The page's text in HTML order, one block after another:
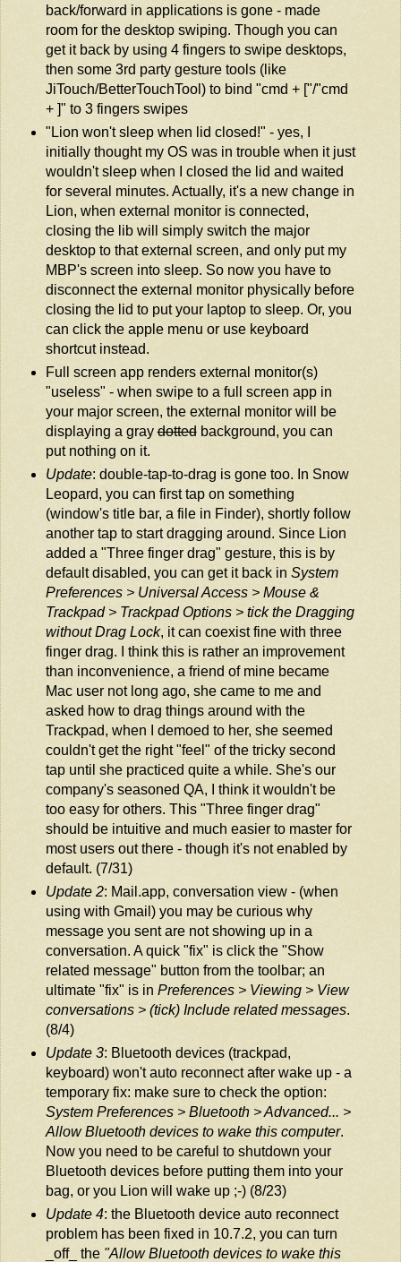
back/forward in applications is gone - made
room for the desktop swiping. Though you can
get it back by using 4 fingers to swipe desktops,
then some 3rd party gesture tools (like
JiTouch/BetterTouchTool) to bind "cmd + ["/"cmd
+ ]" to 3 fingers swipes
"Lion won't sleep when lid closed!" - yes, I
initially thought my OS was in trouble when it just
wouldn't sleep when I closed the lid and waited
for several minutes. Actually, it's a new change in
Lion, when external monitor is connected,
closing the lib will simply switch the major
desktop to that external screen, and only put my
MBP's screen into sleep. So now you have to
disconnect the external monitor physically before
closing the lid to put your laptop to sleep. Or, you
can click the apple menu or use keyboard
shortcut instead.
Full screen app renders external monitor(s)
"useless" - when swipe to a full screen app in
your major screen, the external monitor will be
displaying a graydottedbackground, you can
put nothing on it.
Update: double-tap-to-drag is gone too. In Snow
Leopard, you can first tap on something
(window's title bar, a file in Finder), shortly follow
another tap to start dragging around. Since Lion
added a "Three finger drag" gesture, this is by
default disabled, you can get it back in System
Preferences > Universal Access > Mouse &
Trackpad > Trackpad Options > tick the Dragging
without Drag Lock, it can coexist fine with three
finger drag. I think this is rather an improvement
than inconvenience, a friend of mine became
Mac user not long ago, she came to me and
asked how to drag things around with the
Trackpad, when I demoed to her, she seemed
couldn't get the right "feel" of the tricky second
tap until she practiced quite a while. She's our
company's seasoned QA, I think it wouldn't be
too easy for others. This "Three finger drag"
should be intuitive and much easier to master for
most users out there - though it's not enabled by
default. (7/31)
Update 2: Mail.app, conversation view - (when
using with Gmail) you may be curious why
message you sent are not showing up in a
conversation. A quick "fix" is click the "Show
related message" button from the toolbar; an
ultimate "fix" is in Preferences > Viewing > View
conversations > (tick) Include related messages.
(8/4)
Update 3: Bluetooth devices (trackpad,
keyboard) won't auto reconnect after wake up - a
temporary fix: make sure to check the option:
System Preferences > Bluetooth > Advanced... >
Allow Bluetooth devices to wake this computer.
Now you need to be careful to shutdown your
Bluetooth devices before putting them into your
bag, or you Lion will wake up ;-) (8/23)
Update 4: the Bluetooth device auto reconnect
problem has been fixed in 10.7.2, you can turn
_off_ the "Allow Bluetooth devices to wake this